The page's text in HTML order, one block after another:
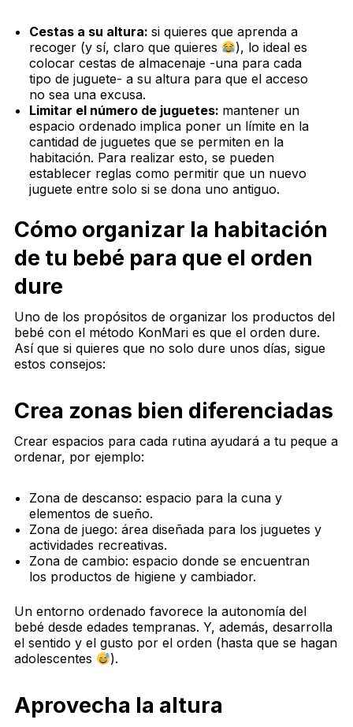
Cestas a su altura:si quieres que aprenda a
recoger (y sí, claro que quieres
), lo ideal es
colocar cestas de almacenaje -una para cada
tipo de juguete- a su altura para que el acceso
no sea una excusa.
Limitar el número de juguetes: mantener un
espacio ordenado implica poner un límite en la
cantidad de juguetes que se permiten en la
habitación. Para realizar esto, se pueden
establecer reglas como permitir que un nuevo
juguete entre solo si se dona uno antiguo.
Cómo organizar la habitación
de tu bebé para que el orden
dure
Uno de los propósitos de organizar los productos del
bebé con el método KonMari es que el orden dure.
Así que si quieres que no solo dure unos días, sigue
estos consejos:
Crea zonas bien diferenciadas
Crear espacios para cada rutina ayudará a tu peque a
ordenar, por ejemplo:
Zona de descanso: espacio para la cuna y
elementos de sueño.
Zona de juego: área diseñada para los juguetes y
actividades recreativas.
Zona de cambio: espacio donde se encuentran
los productos de higiene y cambiador.
Un entorno ordenado favorece la autonomía del
bebé desde edades tempranas. Y, además, desarrolla
el sentido y el gusto por el orden (hasta que se hagan
adolescentes
).
Aprovecha la altura